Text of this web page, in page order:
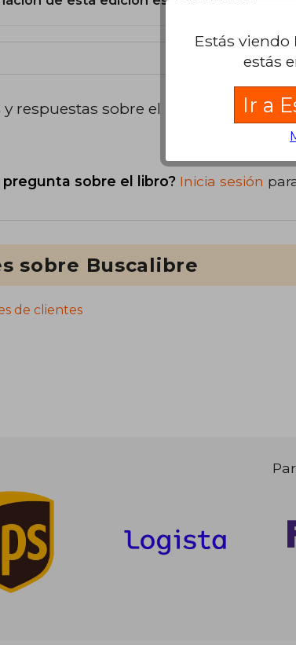
respuestas sobre el libro
pregunta sobre el libro? Inicia sesión
sobre Buscalibre
de clientes
Estás viendo
estás
Ir a